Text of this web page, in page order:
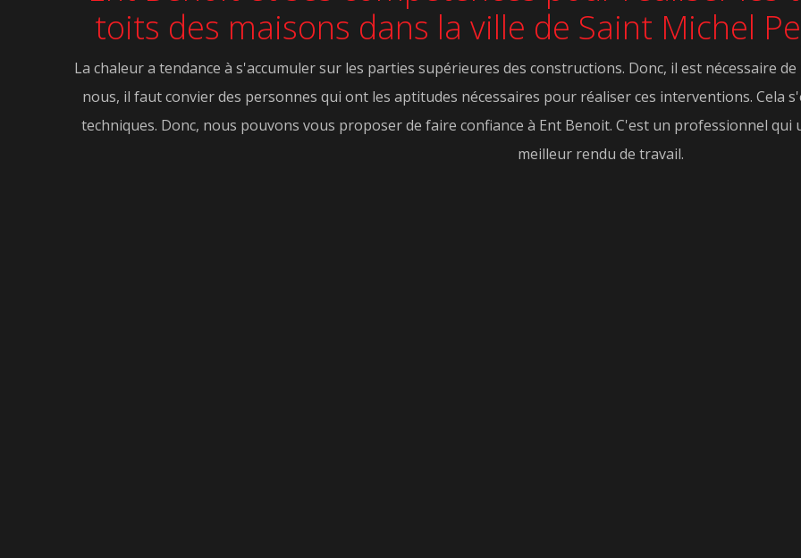
toits des maisons dans la ville de Saint Michel
La chaleur a tendance à s'accumuler sur les parties supérieures des constructions. Donc, il est nécessaire
nous, il faut convier des personnes qui ont les aptitudes nécessaires pour réaliser ces interventions. Cela
techniques. Donc, nous pouvons vous proposer de faire confiance à Ent Benoit. C'est un professionnel
meilleur rendu de travail.